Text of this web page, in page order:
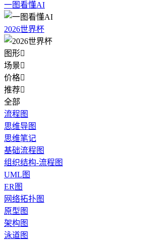
一图看懂AI
2026世界杯
图形
场景
价格
推荐
全部
流程图
思维导图
思维笔记
基础流程图
组织结构-流程图
UML图
ER图
网络拓扑图
原型图
架构图
泳道图